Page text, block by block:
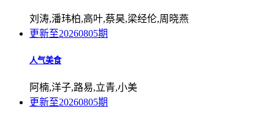
刘涛,潘玮柏,高叶,蔡昊,梁经伦,周晓燕
更新至20260805期
人气美食
阿楠,洋子,路易,立青,小美
更新至20260805期